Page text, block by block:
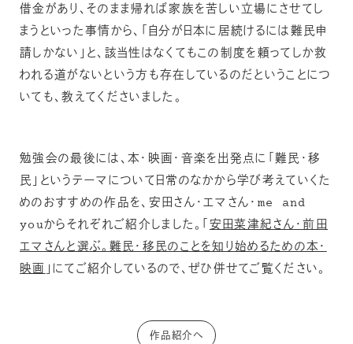
借金があり、そのまま帰れば家族を苦しい立場にさせてし
まうといった事情から、「自分が日本に居続けるには難民申
請しかない」と、該当性はなくてもこの制度を頼ってしか救
われる道がないという方も存在しているのだということにつ
いても、教えてくださいました。
勉強会の最後には、本・映画・音楽を出発点に「難民・移
民」というテーマについて日常のなかから学び考えていくた
めのおすすめの作品を、安田さん・エマさん・me and
youからそれぞれご紹介しました。「安田菜津紀さん・前田
エマさんと選ぶ。難民・移民のことを知り始めるための本・
映画」にてご紹介しているので、ぜひ併せてご覧ください。
作品紹介へ